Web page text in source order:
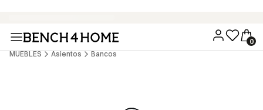
MUEBLES Asientos Bancos